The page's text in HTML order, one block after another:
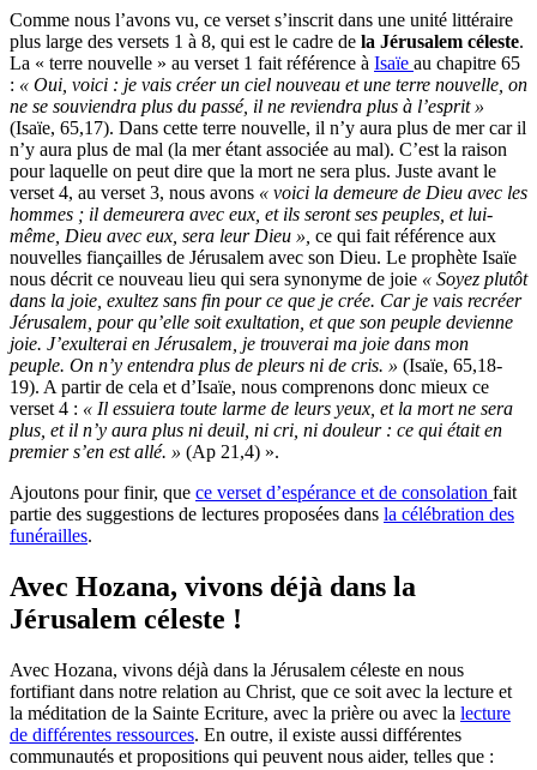
Comme nous l’avons vu, ce verset s’inscrit dans une unité littéraire
plus large des versets 1 à 8, qui est le cadre de la Jérusalem céleste.
La « terre nouvelle » au verset 1 fait référence à Isaïe au chapitre 65
: « Oui, voici : je vais créer un ciel nouveau et une terre nouvelle, on
ne se souviendra plus du passé, il ne reviendra plus à l’esprit »
(Isaïe, 65,17). Dans cette terre nouvelle, il n’y aura plus de mer car il
n’y aura plus de mal (la mer étant associée au mal). C’est la raison
pour laquelle on peut dire que la mort ne sera plus. Juste avant le
verset 4, au verset 3, nous avons « voici la demeure de Dieu avec les
hommes ; il demeurera avec eux, et ils seront ses peuples, et lui-
même, Dieu avec eux, sera leur Dieu », ce qui fait référence aux
nouvelles fiançailles de Jérusalem avec son Dieu. Le prophète Isaïe
nous décrit ce nouveau lieu qui sera synonyme de joie « Soyez plutôt
dans la joie, exultez sans fin pour ce que je crée. Car je vais recréer
Jérusalem, pour qu’elle soit exultation, et que son peuple devienne
joie. J’exulterai en Jérusalem, je trouverai ma joie dans mon
peuple. On n’y entendra plus de pleurs ni de cris. » (Isaïe, 65,18-
19). A partir de cela et d’Isaïe, nous comprenons donc mieux ce
verset 4 : « Il essuiera toute larme de leurs yeux, et la mort ne sera
plus, et il n’y aura plus ni deuil, ni cri, ni douleur : ce qui était en
premier s’en est allé. » (Ap 21,4) ».
Ajoutons pour finir, que ce verset d’espérance et de consolation fait
partie des suggestions de lectures proposées dans la célébration des
funérailles.
Avec Hozana, vivons déjà dans la
Jérusalem céleste !
Avec Hozana, vivons déjà dans la Jérusalem céleste en nous
fortifiant dans notre relation au Christ, que ce soit avec la lecture et
la méditation de la Sainte Ecriture, avec la prière ou avec la lecture
de différentes ressources. En outre, il existe aussi différentes
communautés et propositions qui peuvent nous aider, telles que :